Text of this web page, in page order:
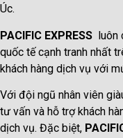
Úc.
PACIFIC EXPRESS luôn
quốc tế cạnh tranh nhất
khách hàng dịch vụ với
Với đội ngũ nhân viên
tư vấn và hỗ trợ khách
dịch vụ. Đặc biệt,